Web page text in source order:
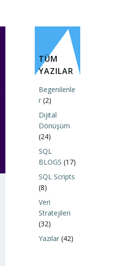
TÜM
YAZILAR
Begenilenle
r(2)
Dijital
Dönüşüm
(24)
SQL
BLOGS (17)
SQL Scripts
(8)
Veri
Stratejileri
(32)
Yazılar(42)